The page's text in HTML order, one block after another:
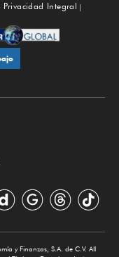
Privacidad Integral
y Finanzas, S.A. de C.V. All